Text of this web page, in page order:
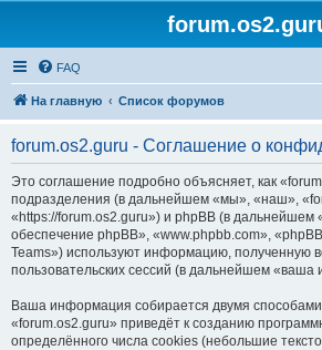
FAQ
На главную Список форумов
forum.os2.guru - Соглашение о
Это соглашение подробно объясняет, как
подразделения (в дальнейшем «мы», «наш»,
«https://forum.os2.guru») и phpBB (в дальнейшем
обеспечение phpBB», «www.phpbb.com»,
Teams») используют информацию, полученную
пользовательских сессий (в дальнейшем
Ваша информация собирается двумя
«forum.os2.guru» приведёт к созданию
определённого числа cookies (небольшие